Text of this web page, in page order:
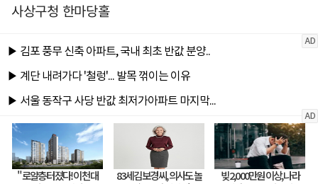
사상구청 한마당홀